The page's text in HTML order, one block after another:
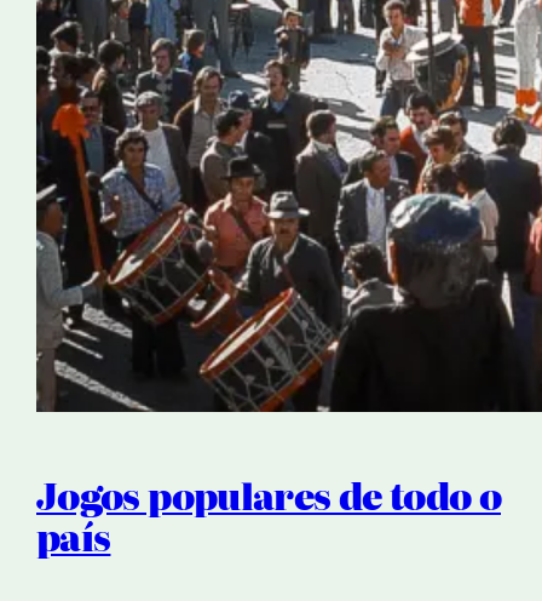
Jogos populares de todo o
país